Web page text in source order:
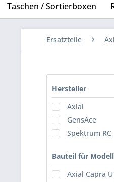
Taschen / Sortierboxen
Ersatzteile
Hersteller
Axial
GensAce
Spektrum RC
Bauteil für Modell
Axial Capra